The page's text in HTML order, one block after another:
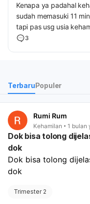
Kenapa ya padahal
sudah memasuki 11
tapi pas usg usia
6minggu 3 hari dan yg
3
TerbaruPopuler
Rumi Rum
Kehamilan 1 bulan
Dok bisa tolong
dok
Dok bisa tolong
dok
Trimester 2